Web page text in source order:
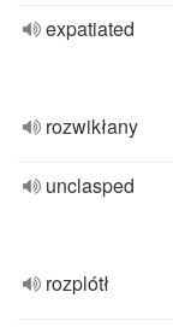
expatiated
rozwikłany
unclasped
rozplótł